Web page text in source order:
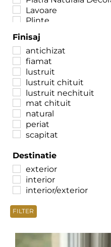
Lavoare
Plinte
Finisaj
antichizat
fiamat
lustruit
lustruit chituit
lustruit nechituit
mat chituit
natural
periat
scapitat
Destinatie
exterior
interior
interior/exterior
FILTER